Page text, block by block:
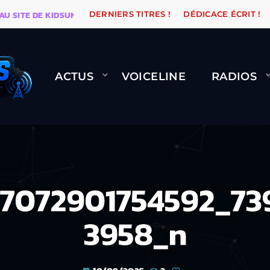
DE KIDSUNE WARÉTRO ORANGE ROAD QUI
DERNIERS TITRES ! DÉDICACE ÉCRIT !
ACTUS VOICELINE RADIOS
3958_n